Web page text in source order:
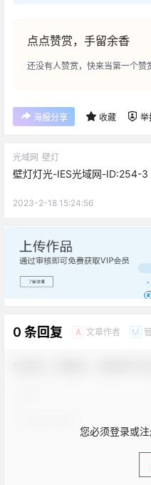
点点赞赏，手留余香
还没有人赞赏，快来当第一个赞
海报分享 收藏 举
光域网 壁灯
壁灯灯光-IES光域网-ID:254-3
2023-2-18 15:24:56
广告
0 条回复 A 文章作者 M
您必须登录或